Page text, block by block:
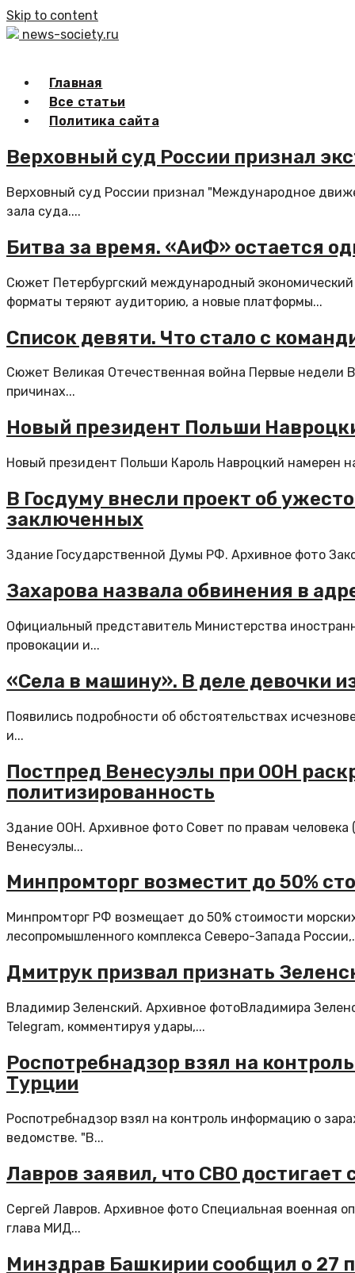
Skip to content
news-society.ru
Главная
Все статьи
Политика сайта
Верховный суд России признал
Верховный суд России признал "Международное
зала суда....
Битва за время. «АиФ» остается
Сюжет Петербургский международный
форматы теряют аудиторию, а новые платформы...
Список девяти. Что стало с
Сюжет Великая Отечественная война Первые недели
причинах...
Новый президент Польши
Новый президент Польши Кароль Навроцкий намерен
В Госдуму внесли проект об
заключенных
Здание Государственной Думы РФ. Архивное фото
Захарова назвала обвинения в
Официальный представитель Министерства
провокации и...
«Села в машину». В деле девочки
Появились подробности об обстоятельствах
и...
Постпред Венесуэлы при ООН
политизированность
Здание ООН. Архивное фото Совет по правам
Венесуэлы...
Минпромторг возместит до 50%
Минпромторг РФ возмещает до 50% стоимости
лесопромышленного комплекса Северо-Запада
Дмитрук призвал признать
Владимир Зеленский. Архивное фотоВладимира
Telegram, комментируя удары,...
Роспотребнадзор взял на
Турции
Роспотребнадзор взял на контроль информацию о
ведомстве. "В...
Лавров заявил, что СВО достигает
Сергей Лавров. Архивное фото Специальная военная
глава МИД...
Минздрав Башкирии сообщил о 27